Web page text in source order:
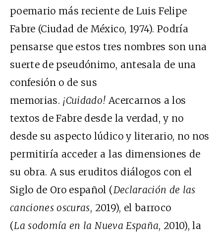
poemario más reciente de Luis Felipe
Fabre (Ciudad de México, 1974). Podría
pensarse que estos tres nombres son una
suerte de pseudónimo, antesala de una
confesión o de sus
memorias. ¡Cuidado! Acercarnos a los
textos de Fabre desde la verdad, y no
desde su aspecto lúdico y literario, no nos
permitiría acceder a las dimensiones de
su obra. A sus eruditos diálogos con el
Siglo de Oro español (Declaración de las
canciones oscuras, 2019), el barroco
(La sodomía en la Nueva España, 2010), la